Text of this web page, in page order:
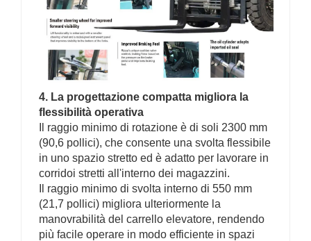
4. La progettazione compatta migliora la
flessibilità operativa
Il raggio minimo di rotazione è di soli 2300 mm
(90,6 pollici), che consente una svolta flessibile
in uno spazio stretto ed è adatto per lavorare in
corridoi stretti all'interno dei magazzini.
Il raggio minimo di svolta interno di 550 mm
(21,7 pollici) migliora ulteriormente la
manovrabilità del carrello elevatore, rendendo
più facile operare in modo efficiente in spazi